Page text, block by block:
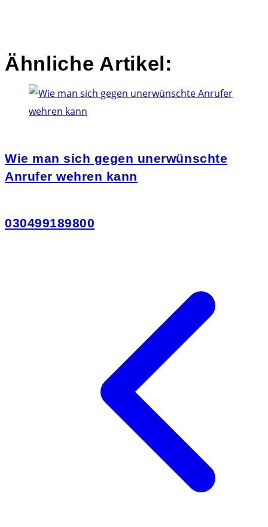
Ähnliche Artikel:
Wie man sich gegen unerwünschte
Anrufer wehren kann
030499189800